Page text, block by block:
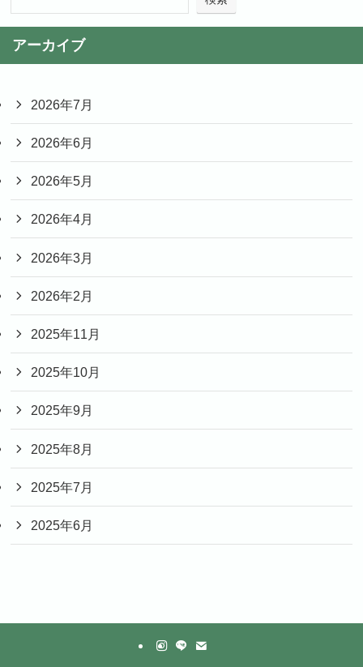
アーカイブ
2026年7月
2026年6月
2026年5月
2026年4月
2026年3月
2026年2月
2025年11月
2025年10月
2025年9月
2025年8月
2025年7月
2025年6月